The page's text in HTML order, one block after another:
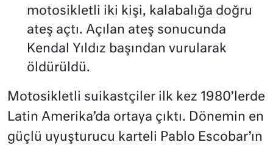
motosikletli iki kişi, kalabalığa doğru
ateş açtı. Açılan ateş sonucunda
Kendal Yıldız başından vurularak
öldürüldü.
Motosikletli suikastçiler ilk kez 1980’lerde
Latin Amerika’da ortaya çıktı. Dönemin en
güçlü uyuşturucu karteli Pablo Escobar’ın